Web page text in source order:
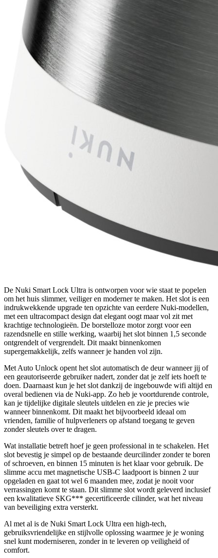
De Nuki Smart Lock Ultra is ontworpen voor wie staat te popelen
om het huis slimmer, veiliger en moderner te maken. Het slot is een
indrukwekkende upgrade ten opzichte van eerdere Nuki-modellen,
met een ultracompact design dat elegant oogt maar vol zit met
krachtige technologieën. De borstelloze motor zorgt voor een
razendsnelle en stille werking, waarbij het slot binnen 1,5 seconde
ontgrendelt of vergrendelt. Dit maakt binnenkomen
supergemakkelijk, zelfs wanneer je handen vol zijn.
Met Auto Unlock opent het slot automatisch de deur wanneer jij of
een geautoriseerde gebruiker nadert, zonder dat je zelf iets hoeft te
doen. Daarnaast kun je het slot dankzij de ingebouwde wifi altijd en
overal bedienen via de Nuki-app. Zo heb je voortdurende controle,
kan je tijdelijke digitale sleutels uitdelen en zie je precies wie
wanneer binnenkomt. Dit maakt het bijvoorbeeld ideaal om
vrienden, familie of hulpverleners op afstand toegang te geven
zonder sleutels over te dragen.
Wat installatie betreft hoef je geen professional in te schakelen. Het
slot bevestig je simpel op de bestaande deurcilinder zonder te boren
of schroeven, en binnen 15 minuten is het klaar voor gebruik. De
slimme accu met magnetische USB-C laadpoort is binnen 2 uur
opgeladen en gaat tot wel 6 maanden mee, zodat je nooit voor
verrassingen komt te staan. Dit slimme slot wordt geleverd inclusief
een kwalitatieve SKG*** gecertificeerde cilinder, wat het niveau
van beveiliging extra versterkt.
Al met al is de Nuki Smart Lock Ultra een high-tech,
gebruiksvriendelijke en stijlvolle oplossing waarmee je je woning
snel kunt moderniseren, zonder in te leveren op veiligheid of
comfort.